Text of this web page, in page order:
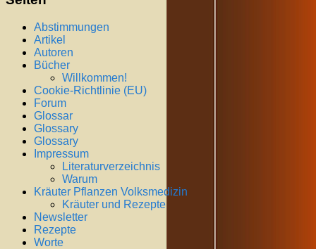
Abstimmungen
Artikel
Autoren
Bücher
Willkommen!
Cookie-Richtlinie (EU)
Forum
Glossar
Glossary
Glossary
Impressum
Literaturverzeichnis
Warum
Kräuter Pflanzen Volksmedizin
Kräuter und Rezepte
Newsletter
Rezepte
Worte